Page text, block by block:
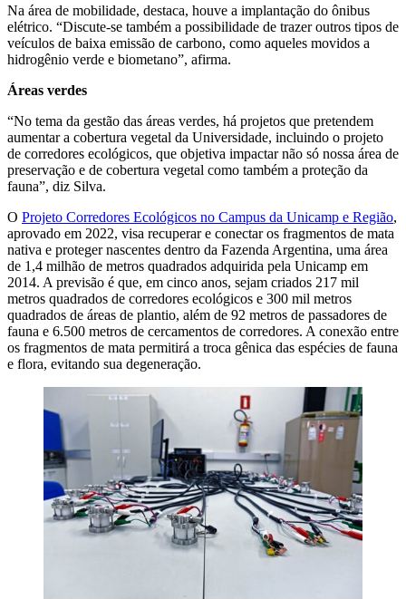
Na área de mobilidade, destaca, houve a implantação do ônibus
elétrico. “Discute-se também a possibilidade de trazer outros tipos de
veículos de baixa emissão de carbono, como aqueles movidos a
hidrogênio verde e biometano”, afirma.
Áreas verdes
“No tema da gestão das áreas verdes, há projetos que pretendem
aumentar a cobertura vegetal da Universidade, incluindo o projeto
de corredores ecológicos, que objetiva impactar não só nossa área de
preservação e de cobertura vegetal como também a proteção da
fauna”, diz Silva.
O Projeto Corredores Ecológicos no Campus da Unicamp e Região,
aprovado em 2022, visa recuperar e conectar os fragmentos de mata
nativa e proteger nascentes dentro da Fazenda Argentina, uma área
de 1,4 milhão de metros quadrados adquirida pela Unicamp em
2014. A previsão é que, em cinco anos, sejam criados 217 mil
metros quadrados de corredores ecológicos e 300 mil metros
quadrados de áreas de plantio, além de 92 metros de passadores de
fauna e 6.500 metros de cercamentos de corredores. A conexão entre
os fragmentos de mata permitirá a troca gênica das espécies de fauna
e flora, evitando sua degeneração.